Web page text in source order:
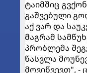
ტაიმშიც
გაშვებული
აქ ვარ და
მაგრამ
პრობლემა
წასვლა
მოვიწვევთ", -